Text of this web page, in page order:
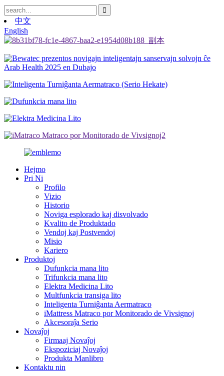
中文
English
Hejmo
Pri Ni
Profilo
Vizio
Historio
Noviga esplorado kaj disvolvado
Kvalito de Produktado
Vendoj kaj Postvendoj
Misio
Kariero
Produktoj
Dufunkcia mana lito
Trifunkcia mana lito
Elektra Medicina Lito
Multfunkcia transiga lito
Inteligenta Turniĝanta Aermatraco
iMattress Matraco por Monitorado de Vivsignoj
Akcesoraĵa Serio
Novaĵoj
Firmaaj Novaĵoj
Ekspoziciaj Novaĵoj
Produkta Manlibro
Kontaktu nin